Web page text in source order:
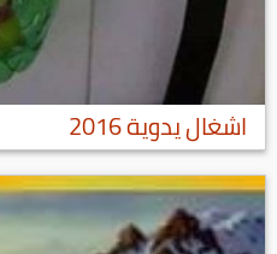
اشغال يدوية 2016